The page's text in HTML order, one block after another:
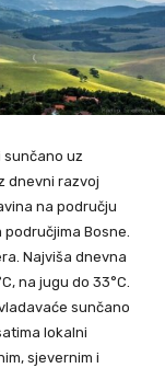
sunčano uz
dnevni razvoj
na području
Bosne.
Najviša dnevna
na jugu do 33°C.
sunčano
lokalni
sjevernim i